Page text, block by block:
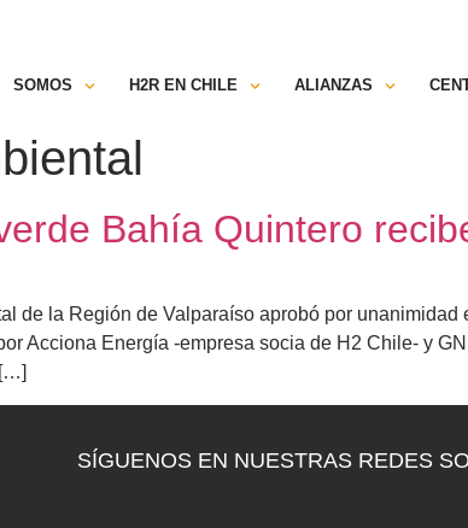
SOMOS H2R EN CHILE ALIANZAS
Bahía Quintero
de la Región de Valparaíso aprobó por
Acciona Energía -empresa socia de H2 Chile- y
SÍGUENOS EN NUESTRAS REDES